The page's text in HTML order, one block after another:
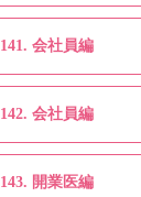
141. 会社員編
142. 会社員編
143. 開業医編